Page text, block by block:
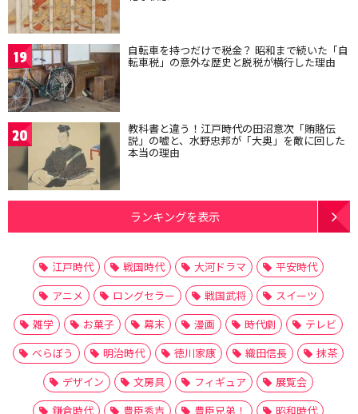
19 自転車を持つだけで税金？ 昭和まで続いた「自
転車税」の意外な歴史と脱税が横行した理由
20 教科書と違う！江戸時代の田沼意次「賄賂伝
説」の嘘と、水野忠邦が「大奥」を敵に回した
本当の理由
ランキングを表示
江戸時代 戦国時代 大河ドラマ
平安時代
アニメ
ロングセラー 戦国武将
スイーツ
雑学
お菓子 幕末 漫画 時代劇
テレビ
べらぼう
明治時代 徳川家康 織田信長
抹茶
デザイン
文房具 フィギュア
展覧会
鎌倉時代
豊臣秀吉 豊臣兄弟！
昭和時代